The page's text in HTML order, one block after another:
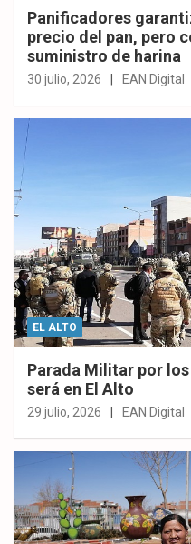
Panificadores
precio del pan, pero
suministro de harina
30 julio, 2026 EAN Digital
EL ALTO
Parada Militar por los
será en El Alto
29 julio, 2026 EAN Digital